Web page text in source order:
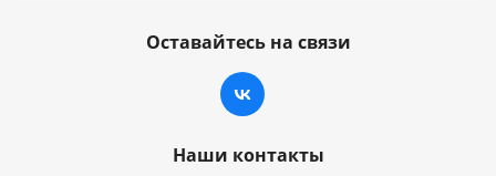
Оставайтесь на связи
Наши контакты